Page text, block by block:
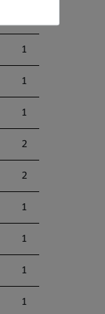
1
1
1
2
2
1
1
1
1